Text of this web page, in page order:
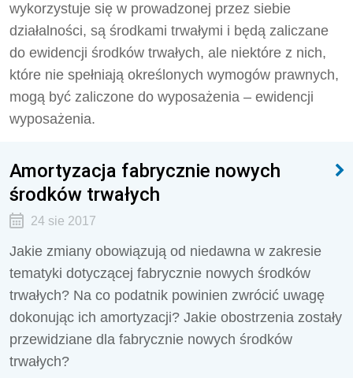
wykorzystuje się w prowadzonej przez siebie
działalności, są środkami trwałymi i będą zaliczane
do ewidencji środków trwałych, ale niektóre z nich,
które nie spełniają określonych wymogów prawnych,
mogą być zaliczone do wyposażenia – ewidencji
wyposażenia.
Amortyzacja fabrycznie nowych
środków trwałych
24 sie 2017
Jakie zmiany obowiązują od niedawna w zakresie
tematyki dotyczącej fabrycznie nowych środków
trwałych? Na co podatnik powinien zwrócić uwagę
dokonując ich amortyzacji? Jakie obostrzenia zostały
przewidziane dla fabrycznie nowych środków
trwałych?